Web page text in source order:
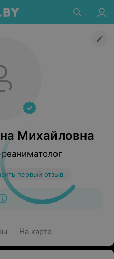
Михайловна
первый отзыв
На карте